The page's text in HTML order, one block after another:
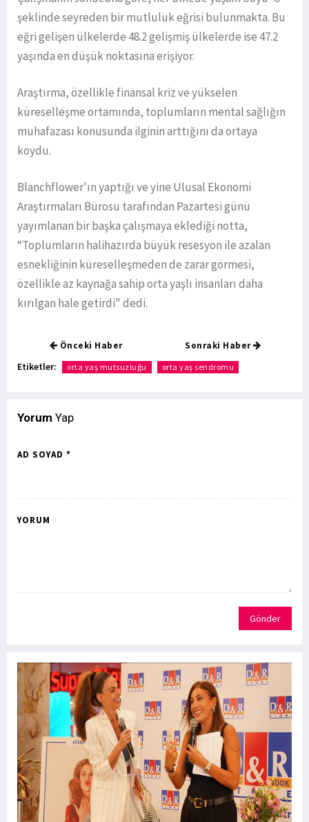
şeklinde seyreden bir mutluluk eğrisi bulunmakta. Bu
eğri gelişen ülkelerde 48.2 gelişmiş ülkelerde ise 47.2
yaşında en düşük noktasına erişiyor.
Araştırma, özellikle finansal kriz ve yükselen
küreselleşme ortamında, toplumların mental sağlığın
muhafazası konusunda ilginin arttığını da ortaya
koydu.
Blanchflower'ın yaptığı ve yine Ulusal Ekonomi
Araştırmaları Bürosu tarafından Pazartesi günü
yayımlanan bir başka çalışmaya eklediği notta,
“Toplumların halihazırda büyük resesyon ile azalan
esnekliğinin küreselleşmeden de zarar görmesi,
özellikle az kaynağa sahip orta yaşlı insanları daha
kırılgan hale getirdi" dedi.
Önceki Haber Sonraki Haber
Etiketler: orta yaş mutsuzluğu orta yaş sendromu
Yorum Yap
AD SOYAD *
YORUM
Gönder